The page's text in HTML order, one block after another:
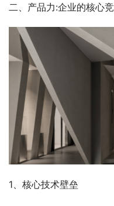
二、产品力:企业的核心
1、核心技术壁垒